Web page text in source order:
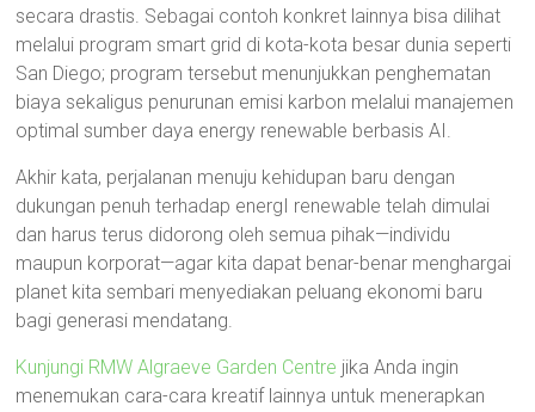
secara drastis. Sebagai contoh konkret lainnya bisa dilihat
melalui program smart grid di kota-kota besar dunia seperti
San Diego; program tersebut menunjukkan penghematan
biaya sekaligus penurunan emisi karbon melalui manajemen
optimal sumber daya energy renewable berbasis AI.
Akhir kata, perjalanan menuju kehidupan baru dengan
dukungan penuh terhadap energI renewable telah dimulai
dan harus terus didorong oleh semua pihak—individu
maupun korporat—agar kita dapat benar-benar menghargai
planet kita sembari menyediakan peluang ekonomi baru
bagi generasi mendatang.
Kunjungi RMW Algraeve Garden Centre jika Anda ingin
menemukan cara-cara kreatif lainnya untuk menerapkan